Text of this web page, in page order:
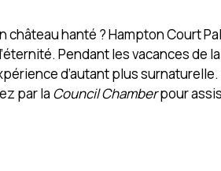
château hanté ? Hampton Court
Pendant les vacances de la
d’autant plus
par la Council Chamberpour